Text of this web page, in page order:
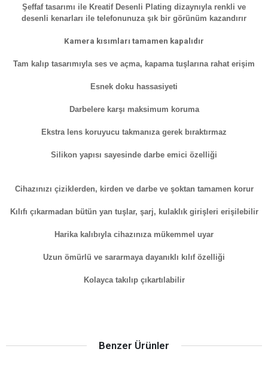
Şeffaf tasarımı ile Kreatif Desenli Plating dizaynıyla renkli ve
desenli kenarları ile telefonunuza şık bir görünüm kazandırır
Kamera kısımları tamamen kapalıdır
Tam kalıp tasarımıyla ses ve açma, kapama tuşlarına rahat erişim
Esnek doku hassasiyeti
Darbelere karşı maksimum koruma
Ekstra lens koruyucu takmanıza gerek bıraktırmaz
Silikon yapısı sayesinde darbe emici özelliği
Cihazınızı çiziklerden, kirden ve darbe ve şoktan tamamen korur
Kılıfı çıkarmadan bütün yan tuşlar, şarj, kulaklık girişleri erişilebilir
Harika kalıbıyla cihazınıza mükemmel uyar
Uzun ömürlü ve sararmaya dayanıklı kılıf özelliği
Kolayca takılıp çıkartılabilir
Benzer Ürünler